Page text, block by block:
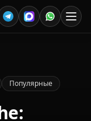
Популярные